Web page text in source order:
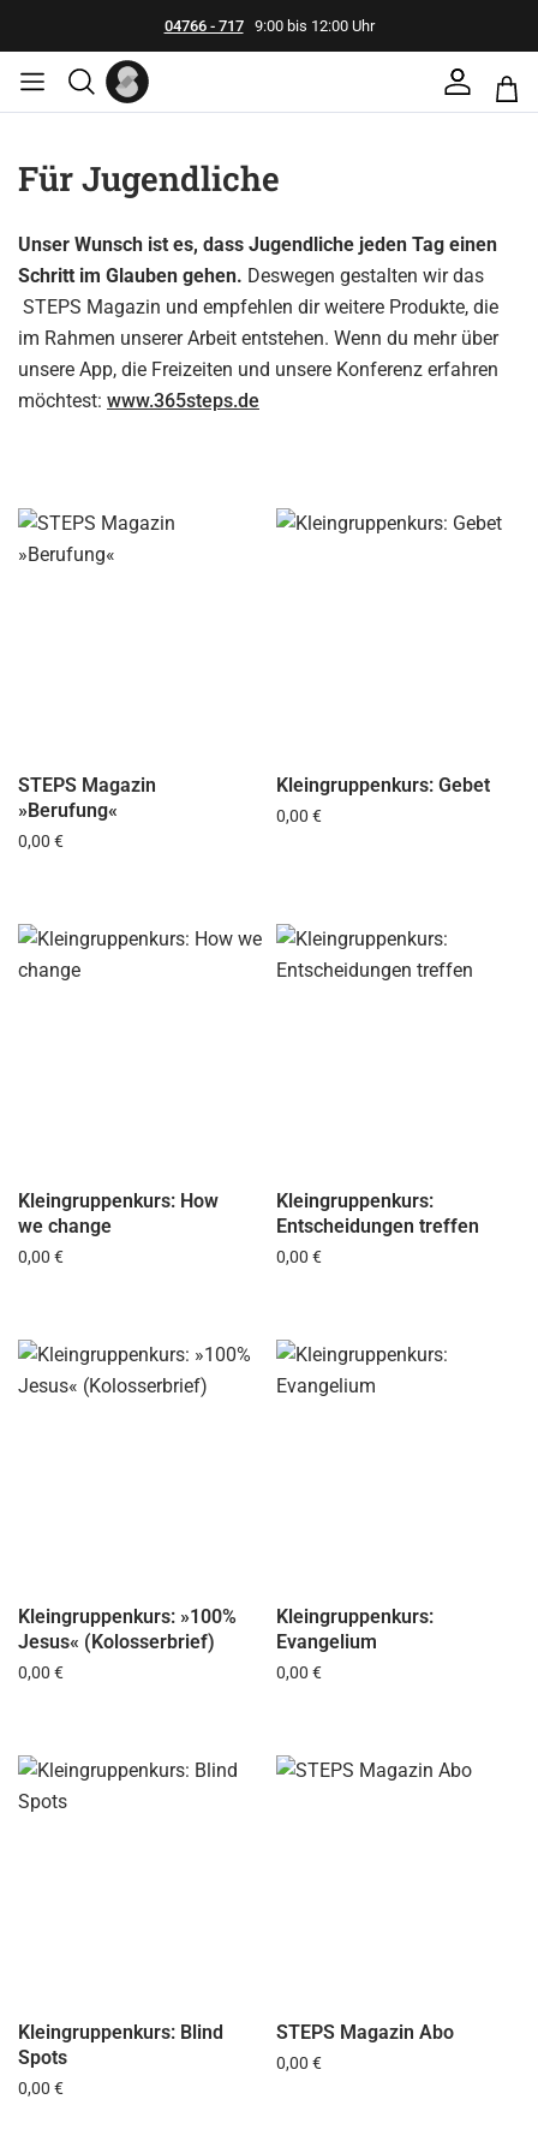
04766 - 7179:00 bis 12:00 Uhr
Für Jugendliche
Unser Wunsch ist es, dass Jugendliche jeden Tag einen
Schritt im Glauben gehen. Deswegen gestalten wir das
STEPS Magazin und empfehlen dir weitere Produkte, die
im Rahmen unserer Arbeit entstehen. Wenn du mehr über
unsere App, die Freizeiten und unsere Konferenz erfahren
möchtest: www.365steps.de
STEPS Magazin
»Berufung«
Regulärer Preis:
0,00 €
Kleingruppenkurs: Gebet
Regulärer Preis:
0,00 €
Kleingruppenkurs: How
we change
Regulärer Preis:
0,00 €
Kleingruppenkurs:
Entscheidungen treffen
Regulärer Preis:
0,00 €
Kleingruppenkurs: »100%
Jesus« (Kolosserbrief)
Regulärer Preis:
0,00 €
Kleingruppenkurs:
Evangelium
Regulärer Preis:
0,00 €
Kleingruppenkurs: Blind
Spots
Regulärer Preis:
0,00 €
STEPS Magazin Abo
Regulärer Preis:
0,00 €